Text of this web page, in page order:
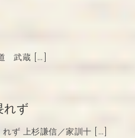
武蔵 […]
れず
ず 上杉謙信／家訓十 […]